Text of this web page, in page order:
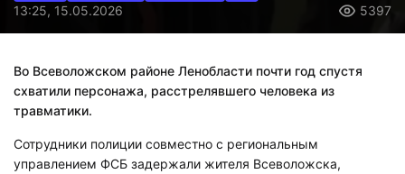
13:25, 15.05.2026
5397
Во Всеволожском районе Ленобласти почти год спустя
схватили персонажа, расстрелявшего человека из
травматики.
Сотрудники полиции совместно с региональным
управлением ФСБ задержали жителя Всеволожска,